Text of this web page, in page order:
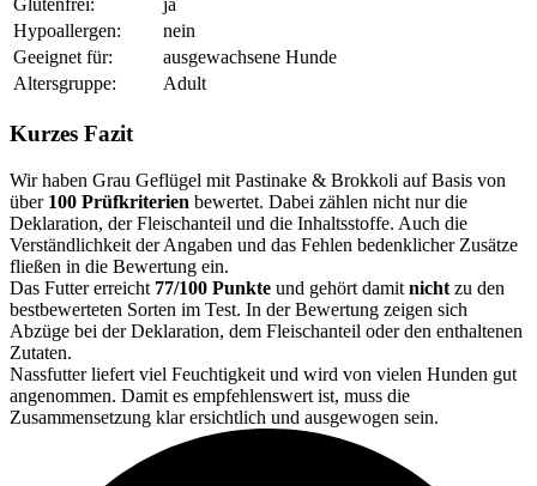
Glutenfrei:
ja
Hypoallergen:
nein
Geeignet für:
ausgewachsene Hunde
Altersgruppe:
Adult
Kurzes Fazit
Wir haben Grau Geflügel mit Pastinake & Brokkoli auf Basis von
über 100 Prüfkriterien bewertet. Dabei zählen nicht nur die
Deklaration, der Fleischanteil und die Inhaltsstoffe. Auch die
Verständlichkeit der Angaben und das Fehlen bedenklicher Zusätze
fließen in die Bewertung ein.
Das Futter erreicht 77/100 Punkte und gehört damit nicht zu den
bestbewerteten Sorten im Test. In der Bewertung zeigen sich
Abzüge bei der Deklaration, dem Fleischanteil oder den enthaltenen
Zutaten.
Nassfutter liefert viel Feuchtigkeit und wird von vielen Hunden gut
angenommen. Damit es empfehlenswert ist, muss die
Zusammensetzung klar ersichtlich und ausgewogen sein.